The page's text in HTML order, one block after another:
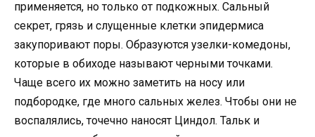
применяется, но только от подкожных. Сальный
секрет, грязь и слущенные клетки эпидермиса
закупоривают поры. Образуются узелки-комедоны,
которые в обиходе называют черными точками.
Чаще всего их можно заметить на носу или
подбородке, где много сальных желез. Чтобы они не
воспалялись, точечно наносят Циндол. Тальк и